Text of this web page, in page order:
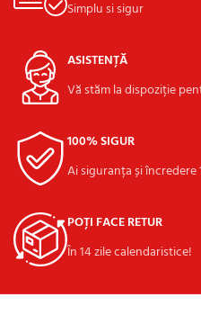
Simplu si sigur
ASISTENȚĂ
Vă stăm la dispoziție
100% SIGUR
Ai siguranța și încredere
POȚI FACE RETUR
În 14 zile calendaristice!